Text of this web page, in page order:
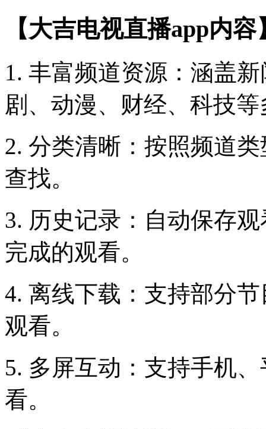
【大吉电视直播app内容
1. 丰富频道资源：涵盖
剧、动漫、财经、科技
2. 分类清晰：按照频道
查找。
3. 历史记录：自动保存
完成的观看。
4. 离线下载：支持部分
观看。
5. 多屏互动：支持手机
看。